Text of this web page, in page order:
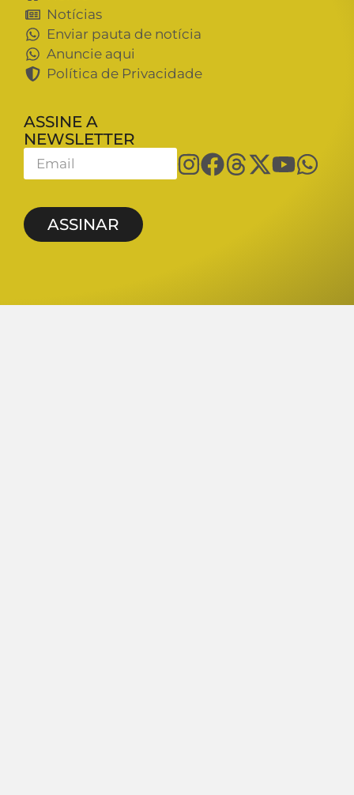
Notícias
Enviar pauta de notícia
Anuncie aqui
Política de Privacidade
ASSINE A
NEWSLETTER
ASSINAR